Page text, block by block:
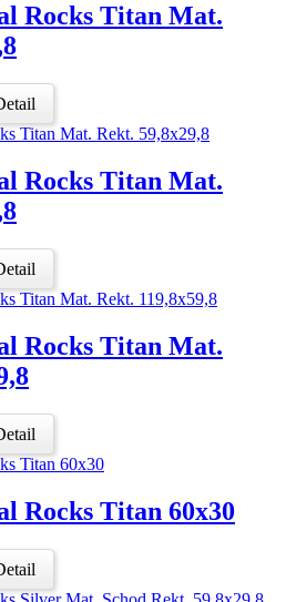
Rocks Titan Mat.
Rocks Titan Mat.
Rocks Titan Mat.
Rocks Titan 60x30